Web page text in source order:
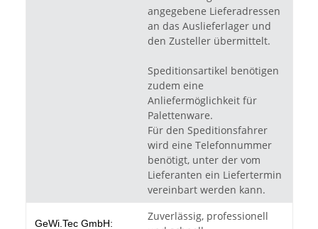
angegebene Lieferadressen
an das Auslieferlager und
den Zusteller übermittelt.
Speditionsartikel benötigen
zudem eine
Anliefermöglichkeit für
Palettenware.
Für den Speditionsfahrer
wird eine Telefonnummer
benötigt, unter der vom
Lieferanten ein Liefertermin
vereinbart werden kann.
GeWi.Tec GmbH:
Zuverlässig, professionell